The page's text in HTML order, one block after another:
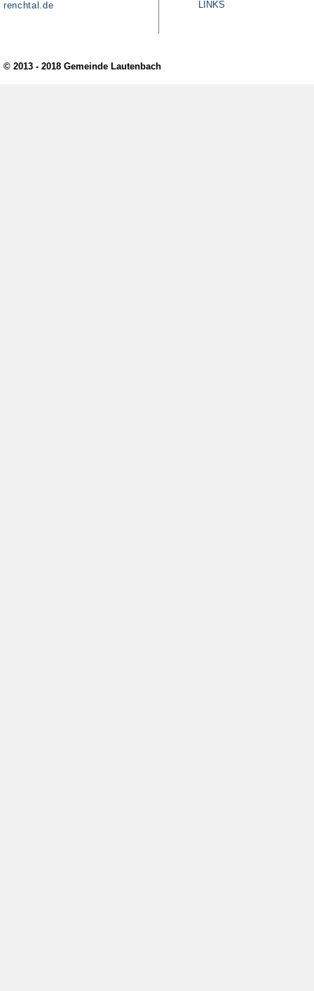
renchtal.de LINKS
© 2013 - 2018 Gemeinde Lautenbach